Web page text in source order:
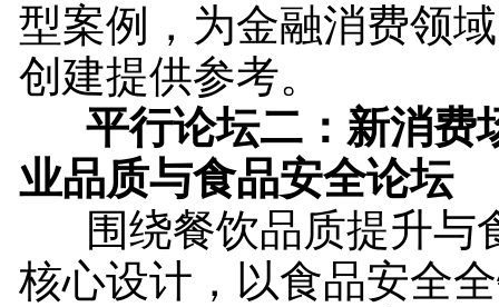
型案例，为金融消费领
创建提供参考。
平行论坛二：新消费
业品质与食品安全论坛
围绕餐饮品质提升与
核心设计，以食品安全